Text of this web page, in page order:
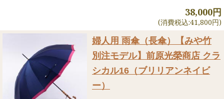
38,000円
(消費税込:41,800円)
婦人用 雨傘（長傘）
【みや竹
別注モデル】前原光榮商店 クラ
シカル16（ブリリアンネイビ
ー）